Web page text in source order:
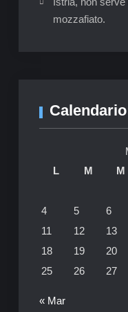
mozzafiato.
Calendario
L
M M
4
5 6
11
12 13
18
19 20
25
26 27
« Mar